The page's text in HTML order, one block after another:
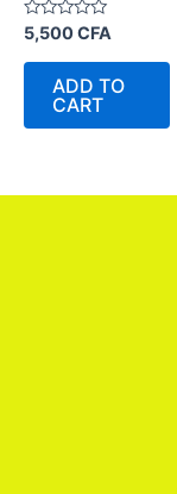
Rated
out
5,500CFA
ADD TO
CART